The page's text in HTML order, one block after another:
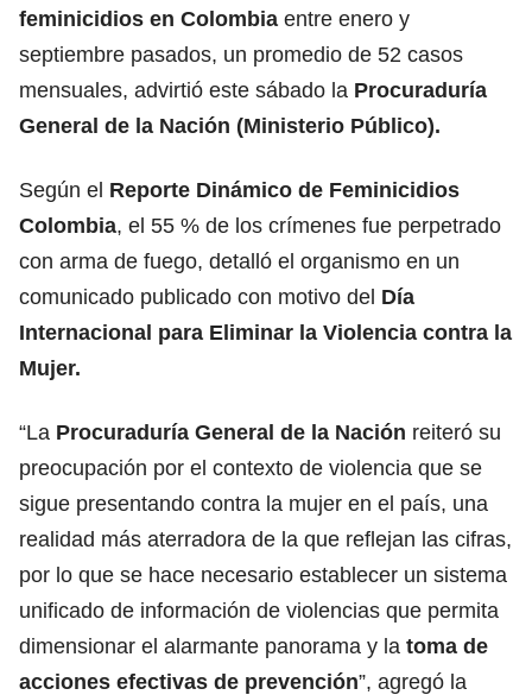
feminicidios en Colombia entre enero y
septiembre pasados, un promedio de 52 casos
mensuales, advirtió este sábado la Procuraduría
General de la Nación (Ministerio Público).
Según el Reporte Dinámico de Feminicidios
Colombia, el 55 % de los crímenes fue perpetrado
con arma de fuego, detalló el organismo en un
comunicado publicado con motivo del Día
Internacional para Eliminar la Violencia contra la
Mujer.
“La Procuraduría General de la Nación reiteró su
preocupación por el contexto de violencia que se
sigue presentando contra la mujer en el país, una
realidad más aterradora de la que reflejan las cifras,
por lo que se hace necesario establecer un sistema
unificado de información de violencias que permita
dimensionar el alarmante panorama y la toma de
acciones efectivas de prevención”, agregó la